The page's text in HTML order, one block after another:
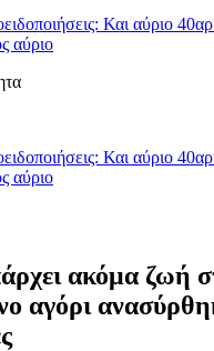
Και αύριο
αύριο
Και αύριο
αύριο
ακόμα ζωή
αγόρι